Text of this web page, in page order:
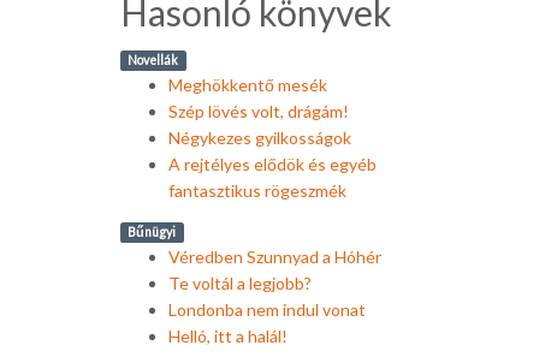
Hasonló könyvek
Novellák
Meghökkentő mesék
Szép lövés volt, drágám!
Négykezes gyilkosságok
A rejtélyes elődök és egyéb
fantasztikus rögeszmék
Bűnügyi
Véredben Szunnyad a Hóhér
Te voltál a legjobb?
Londonba nem indul vonat
Helló, itt a halál!